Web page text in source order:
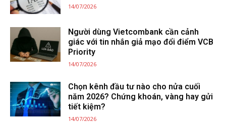
14/07/2026
Người dùng Vietcombank cần cảnh
giác với tin nhắn giả mạo đổi điểm VCB
Priority
14/07/2026
Chọn kênh đầu tư nào cho nửa cuối
năm 2026? Chứng khoán, vàng hay gửi
tiết kiệm?
14/07/2026